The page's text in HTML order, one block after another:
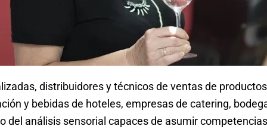
distribuidores y técnicos de ventas de
y bebidas de hoteles, empresas de catering,
del análisis sensorial capaces de asumir